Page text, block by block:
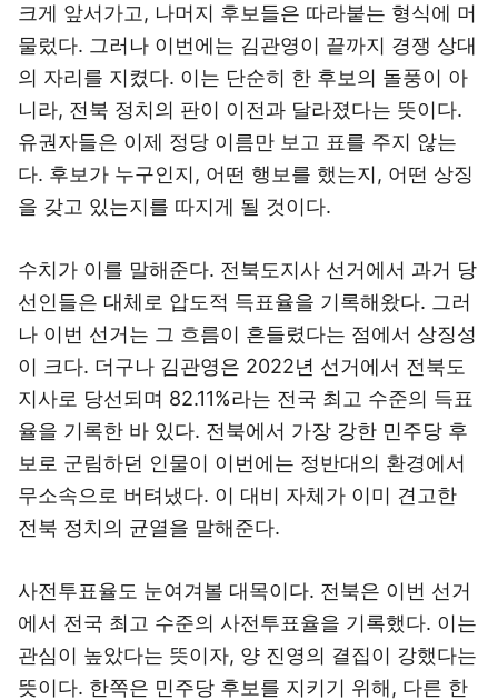
크게 앞서가고, 나머지 후보들은 따라붙는 형식에 머
물렀다. 그러나 이번에는 김관영이 끝까지 경쟁 상대
의 자리를 지켰다. 이는 단순히 한 후보의 돌풍이 아
니라, 전북 정치의 판이 이전과 달라졌다는 뜻이다.
유권자들은 이제 정당 이름만 보고 표를 주지 않는
다. 후보가 누구인지, 어떤 행보를 했는지, 어떤 상징
을 갖고 있는지를 따지게 될 것이다.
수치가 이를 말해준다. 전북도지사 선거에서 과거 당
선인들은 대체로 압도적 득표율을 기록해왔다. 그러
나 이번 선거는 그 흐름이 흔들렸다는 점에서 상징성
이 크다. 더구나 김관영은 2022년 선거에서 전북도
지사로 당선되며 82.11%라는 전국 최고 수준의 득표
율을 기록한 바 있다. 전북에서 가장 강한 민주당 후
보로 군림하던 인물이 이번에는 정반대의 환경에서
무소속으로 버텨냈다. 이 대비 자체가 이미 견고한
전북 정치의 균열을 말해준다.
사전투표율도 눈여겨볼 대목이다. 전북은 이번 선거
에서 전국 최고 수준의 사전투표율을 기록했다. 이는
관심이 높았다는 뜻이자, 양 진영의 결집이 강했다는
뜻이다. 한쪽은 민주당 후보를 지키기 위해, 다른 한